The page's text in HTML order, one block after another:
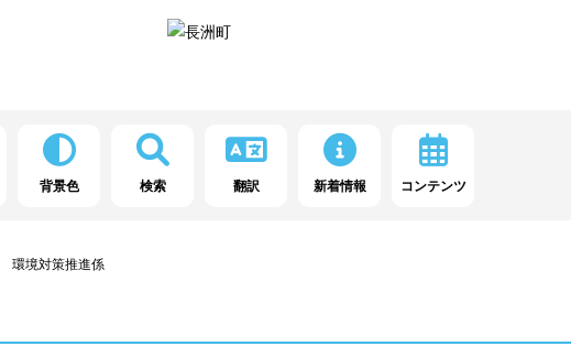
背景色 検索 翻訳 新着情報 コンテンツ
環境対策推進係